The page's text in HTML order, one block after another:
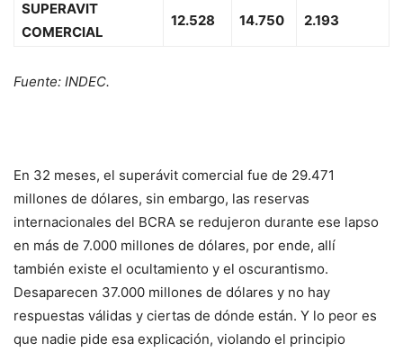
SUPERAVIT
COMERCIAL
12.528 14.750 2.193
Fuente: INDEC.
En 32 meses, el superávit comercial fue de 29.471
millones de dólares, sin embargo, las reservas
internacionales del BCRA se redujeron durante ese lapso
en más de 7.000 millones de dólares, por ende, allí
también existe el ocultamiento y el oscurantismo.
Desaparecen 37.000 millones de dólares y no hay
respuestas válidas y ciertas de dónde están. Y lo peor es
que nadie pide esa explicación, violando el principio